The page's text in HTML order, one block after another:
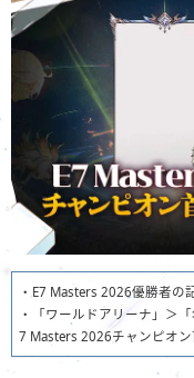
・E7 Masters 2026優勝者の
・「ワールドアリーナ」＞
7 Masters 2026チャンピオン